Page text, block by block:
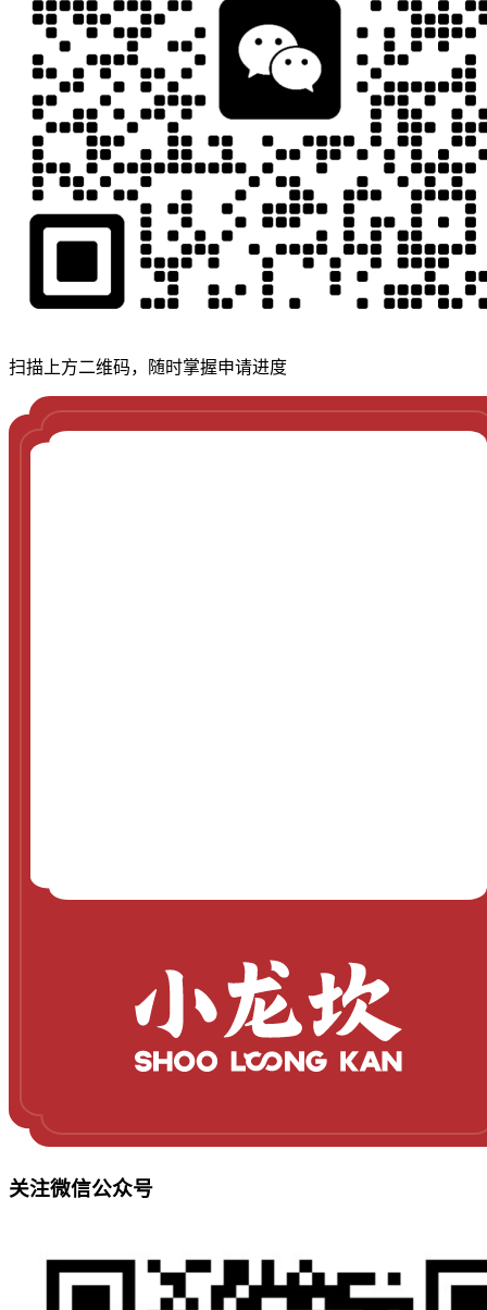
扫描上方二维码，随时掌握申请进度
关注微信公众号